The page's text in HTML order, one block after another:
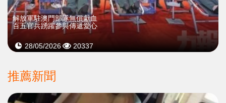
解放軍駐澳門部隊無償獻血
百五官兵踴躍參與傳遞愛心
28/05/2026 20337
推薦新聞